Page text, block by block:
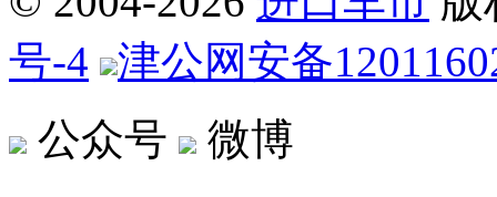
号-4
津公网安备
公众号
微博